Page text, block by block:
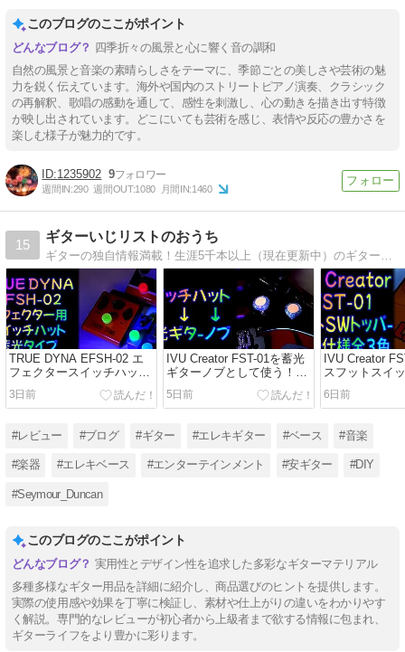
Biscats
どんmix ver〜』 Chuning
Candy
このブログのここがポイント
四季折々の風景と心に響く音の調和
自然の風景と音楽の素晴らしさをテーマに、季節ごとの美しさや芸術の魅
力を鋭く伝えています。海外や国内のストリートピアノ演奏、クラシック
の再解釈、歌唱の感動を通して、感性を刺激し、心の動きを描き出す特徴
が映し出されています。どこにいても芸術を感じ、表情や反応の豊かさを
楽しむ様子が魅力的です。
1235902 9
週間IN:290 週間OUT:1080 月間IN:1460
15
ギターいじリストのおうち
ギターの独自情報満載！生涯5千本以上（現在更新中）のギターをいじり続けたきた管理人が世界一詳しいギターレビューやギターパーツの紹介を中心に、実体験や実測に基づくデータベース、ギターいじり（改造）など、ディープでコアな情報をお届けします！
TRUE DYNA EFSH-02 エ
フェクタースイッチハット
レビュー｜安心定番形状の
蓄光タイプで視認性向上
3日前
IVU Creator FST-01を蓄光
ギターノブとして使う！
【私は楽器部品に堕ちまし
た 第9堕】
5日前
IVU Creator
スフットスイ
レビュー｜蓄
ルデザインが
6日前
#レビュー #ブログ #ギター #エレキギター #ベース #音楽
#楽器 #エレキベース #エンターテインメント #安ギター #DIY
#Seymour_Duncan
このブログのここがポイント
実用性とデザイン性を追求した多彩なギターマテリアル
多種多様なギター用品を詳細に紹介し、商品選びのヒントを提供します。
実際の使用感や効果を丁寧に検証し、素材や仕上がりの違いをわかりやす
く解説。専門的なレビューが初心者から上級者まで欲する情報に包まれ、
ギターライフをより豊かに彩ります。